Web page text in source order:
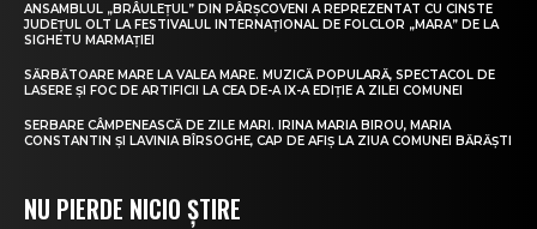
ANSAMBLUL „BRÂULEȚUL” DIN PÂRȘCOVENI A REPREZENTAT CU CINSTE
JUDEȚUL OLT LA FESTIVALUL INTERNAȚIONAL DE FOLCLOR „MARA” DE LA
SIGHETU MARMAȚIEI
SĂRBĂTOARE MARE LA VALEA MARE. MUZICĂ POPULARĂ, SPECTACOL DE
LASERE ȘI FOC DE ARTIFICII LA CEA DE-A IX-A EDIȚIE A ZILEI COMUNEI
SERBARE CÂMPENEASCĂ DE ZILE MARI. IRINA MARIA BIROU, MARIA
CONSTANTIN ȘI LAVINIA BÎRSOGHE, CAP DE AFIȘ LA ZIUA COMUNEI BĂRĂȘTI
NU PIERDE NICIO ȘTIRE